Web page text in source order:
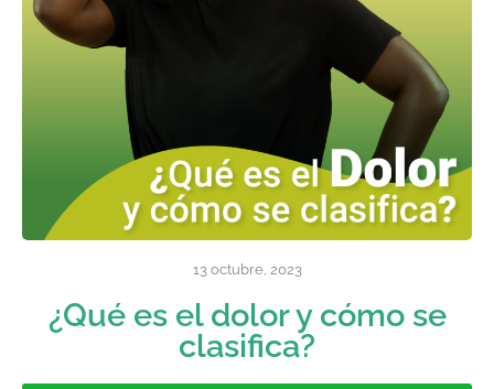
13 octubre, 2023
¿Qué es el dolor y cómo se
clasifica?